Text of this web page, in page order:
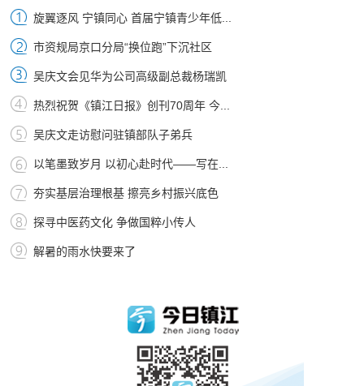
旋翼逐风 宁镇同心 首届宁镇青少年低...
市资规局京口分局“换位跑”下沉社区
吴庆文会见华为公司高级副总裁杨瑞凯
热烈祝贺《镇江日报》创刊70周年 今...
吴庆文走访慰问驻镇部队子弟兵
以笔墨致岁月 以初心赴时代——写在...
夯实基层治理根基 擦亮乡村振兴底色
探寻中医药文化 争做国粹小传人
解暑的雨水快要来了